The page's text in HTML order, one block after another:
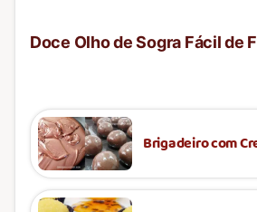
Doce Olho de Sogra Fácil de
Brigadeiro com